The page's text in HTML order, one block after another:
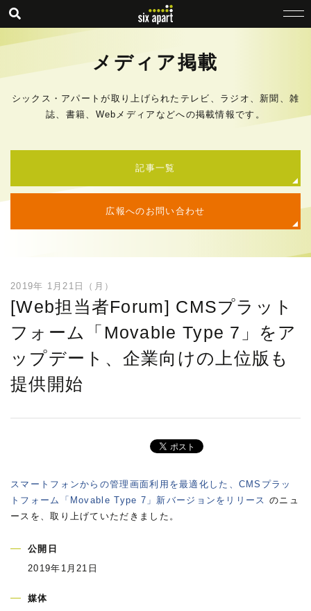
メディア掲載
シックス・アパートが取り上げられたテレビ、ラジオ、新聞、雑
誌、書籍、Webメディアなどへの掲載情報です。
記事一覧
広報へのお問い合わせ
2019年 1月21日（月）
[Web担当者Forum] CMSプラット
フォーム「Movable Type 7」をア
ップデート、企業向けの上位版も
提供開始
スマートフォンからの管理画面利用を最適化した、CMSプラッ
トフォーム「Movable Type 7」新バージョンをリリース のニュ
ースを、取り上げていただきました。
公開日
2019年1月21日
媒体